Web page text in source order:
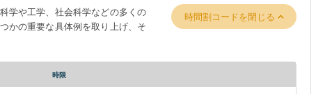
学や工学、社会科学などの多くの
かの重要な具体例を取り上げ、そ
時間割コードを閉じる
時限